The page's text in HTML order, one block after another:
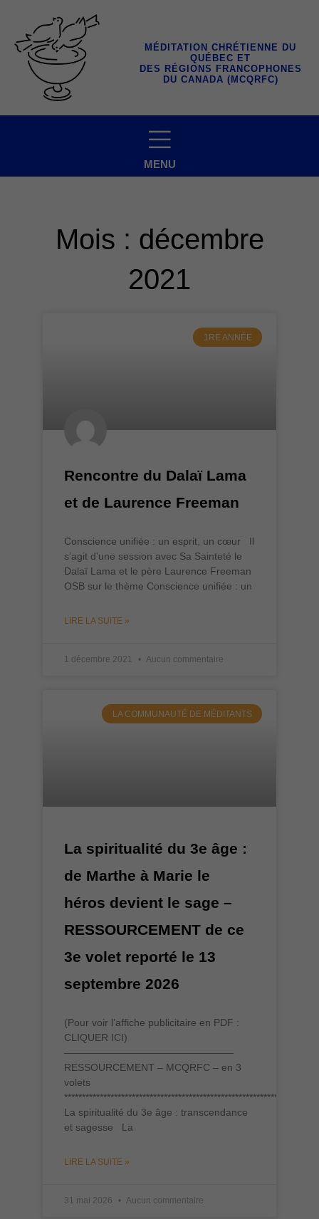
contenu
MÉDITATION CHRÉTIENNE DU
QUÉBEC ET
DES RÉGIONS FRANCOPHONES
DU CANADA (MCQRFC)
MENU
Mois : décembre
2021
1RE ANNÉE
Rencontre du Dalaï Lama
et de Laurence Freeman
Conscience unifiée : un esprit, un cœur Il
s’agit d’une session avec Sa Sainteté le
Dalaï Lama et le père Laurence Freeman
OSB sur le thème Conscience unifiée : un
LIRE LA SUITE »
1 décembre 2021 Aucun commentaire
LA COMMUNAUTÉ DE MÉDITANTS
La spiritualité du 3e âge :
de Marthe à Marie le
héros devient le sage –
RESSOURCEMENT de ce
3e volet reporté le 13
septembre 2026
(Pour voir l’affiche publicitaire en PDF :
CLIQUER ICI)
—————————————————
RESSOURCEMENT – MCQRFC – en 3
volets
La spiritualité du 3e âge : transcendance
et sagesse La
LIRE LA SUITE »
31 mai 2026 Aucun commentaire